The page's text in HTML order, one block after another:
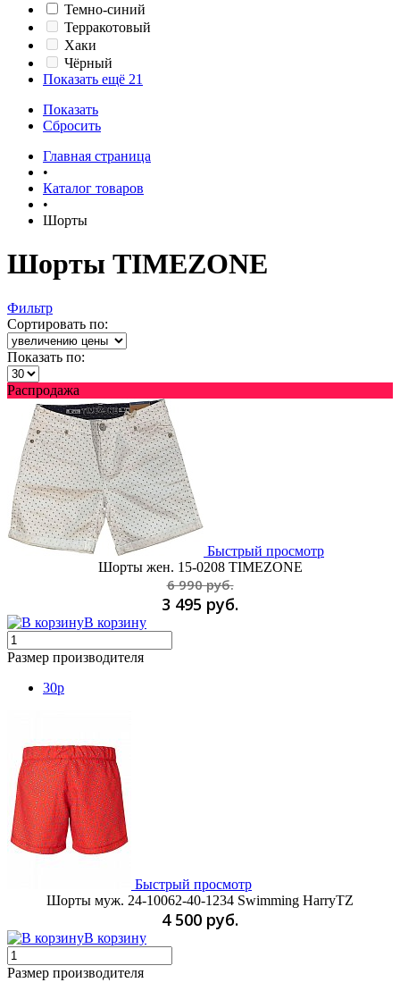
Темно-синий
Терракотовый
Хаки
Чёрный
Показать ещё 21
Показать
Сбросить
Главная страница
•
Каталог товаров
•
Шорты
Шорты TIMEZONE
Фильтр
Сортировать по:
Показать по:
Распродажа
Быстрый просмотр
Шорты жен. 15-0208 TIMEZONE
6 990 руб.
3 495 руб.
В корзину
Размер производителя
30p
Быстрый просмотр
Шорты муж. 24-10062-40-1234 Swimming HarryTZ
4 500 руб.
В корзину
Размер производителя